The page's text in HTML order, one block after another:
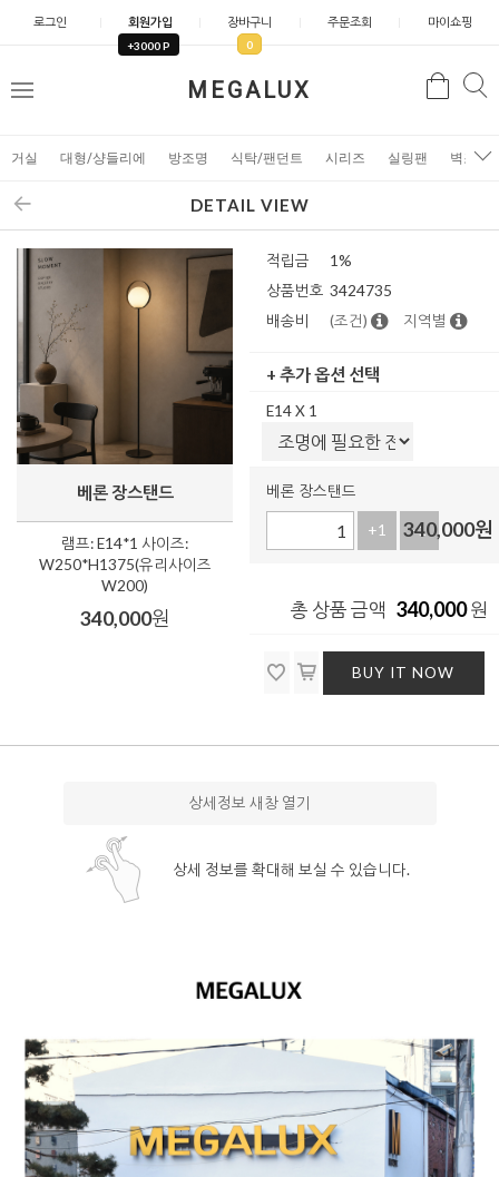
로그인 회원가입
+3000 P
장바구니
0
주문조회 마이쇼핑
MEGALUX
메
검
거실 대형/샹들리에 방조명 식탁/팬던트 시리즈 실링팬 벽조명
DETAIL VIEW
베론 장스탠드
램프: E14*1 사이즈:
W250*H1375(유리사이즈
W200)
340,000원
적립금
1%
상품번호 3424735
배송비
(조건) 지역별
+ 추가 옵션 선택
E14 X 1
베론 장스탠드
+1 -1
340,000원
총 상품 금액 340,000원
BUY IT NOW
상세정보 새창 열기
상세 정보를 확대해 보실 수 있습니다.